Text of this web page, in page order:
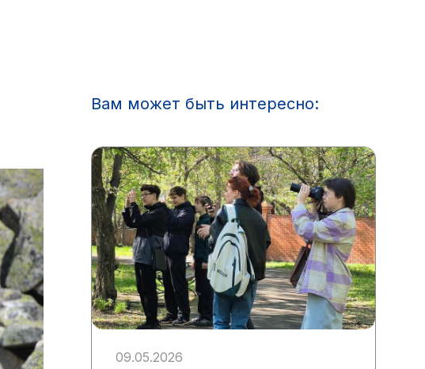
Вам может быть интересно:
09.05.2026